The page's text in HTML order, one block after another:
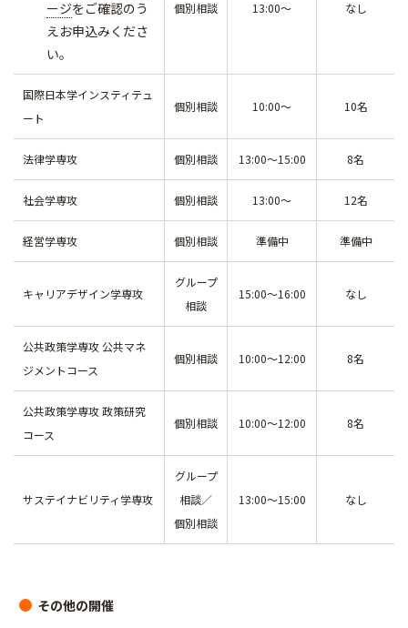
ージをご確認のう
えお申込みくださ
い。
個別相談 13:00～ なし
国際日本学インスティテュ
ート
個別相談 10:00～ 10名
法律学専攻 個別相談 13:00～15:00 8名
社会学専攻 個別相談 13:00～ 12名
経営学専攻 個別相談 準備中 準備中
キャリアデザイン学専攻
グループ
相談
15:00～16:00 なし
公共政策学専攻 公共マネ
ジメントコース
個別相談 10:00～12:00 8名
公共政策学専攻 政策研究
コース
個別相談 10:00～12:00 8名
サステイナビリティ学専攻
グループ
相談／
個別相談
13:00～15:00 なし
その他の開催